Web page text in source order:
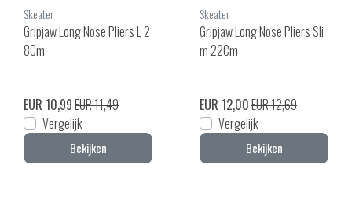
Skeater
Gripjaw Long Nose Pliers L 2
8Cm
EUR 10,99EUR 11,49
Vergelijk
Bekijken
Skeater
Gripjaw Long Nose Pliers Sli
m 22Cm
EUR 12,00EUR 12,69
Vergelijk
Bekijken